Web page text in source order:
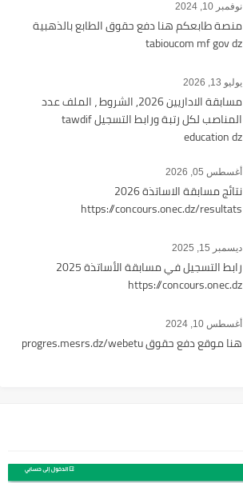
نوفمبر 10, 2024
منصة طابعكم هنا دفع حقوق الطابع بالذهبية
tabioucom mf gov dz
يوليو 13, 2026
مسابقة الاداريين 2026, الشروط ، الملف عدد
المناصب لكل رتبة ورابط التسجيل tawdif
education dz
أغسطس 05, 2026
نتائج مسابقة الاساتذة 2026
https://concours.onec.dz/resultats
ديسمبر 15, 2025
رابط التسجيل في مسابقة الأساتذة 2025
https://concours.onec.dz
أغسطس 10, 2024
هنا موقع دفع حقوق progres.mesrs.dz/webetu